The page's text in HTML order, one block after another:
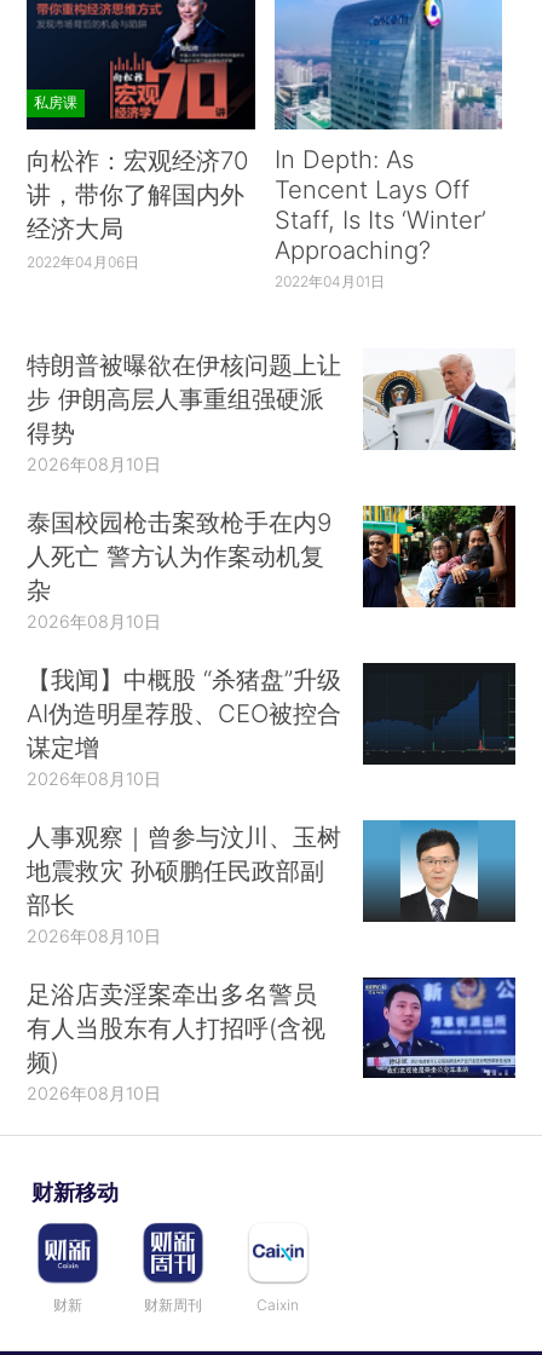
私房课
向松祚：宏观经济70
讲，带你了解国内外
经济大局
2022年04月06日
In Depth: As
Tencent Lays Off
Staff, Is Its ‘Winter’
Approaching?
2022年04月01日
特朗普被曝欲在伊核问题上让
步 伊朗高层人事重组强硬派
得势
2026年08月10日
泰国校园枪击案致枪手在内9
人死亡 警方认为作案动机复
杂
2026年08月10日
【我闻】中概股 “杀猪盘”升级
AI伪造明星荐股、CEO被控合
谋定增
2026年08月10日
人事观察｜曾参与汶川、玉树
地震救灾 孙硕鹏任民政部副
部长
2026年08月10日
足浴店卖淫案牵出多名警员
有人当股东有人打招呼(含视
频)
2026年08月10日
财新移动
财新 财新周刊 Caixin